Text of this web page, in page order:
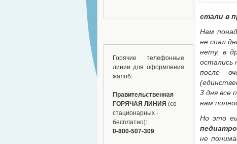
Горячие телефонные
линии для оформления
жалоб:
Правительственная
ГОРЯЧАЯ ЛИНИЯ (со
стационарных -
бесплатно):
0-800-507-309
стали в
Нам
не спал
нету, в
остались
после
3 дня все
нам
Но это
не